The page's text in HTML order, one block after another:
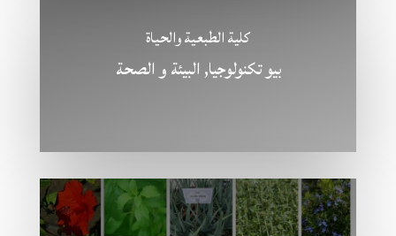
كلية الطبعية والحياة
بيو تكنولوجيا, البيئة و الصحة